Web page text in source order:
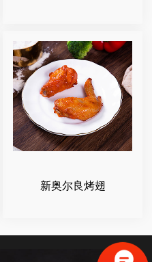
新奥尔良烤翅